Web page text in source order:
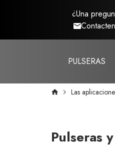
¿Una
PULSERAS
Las
Pulseras